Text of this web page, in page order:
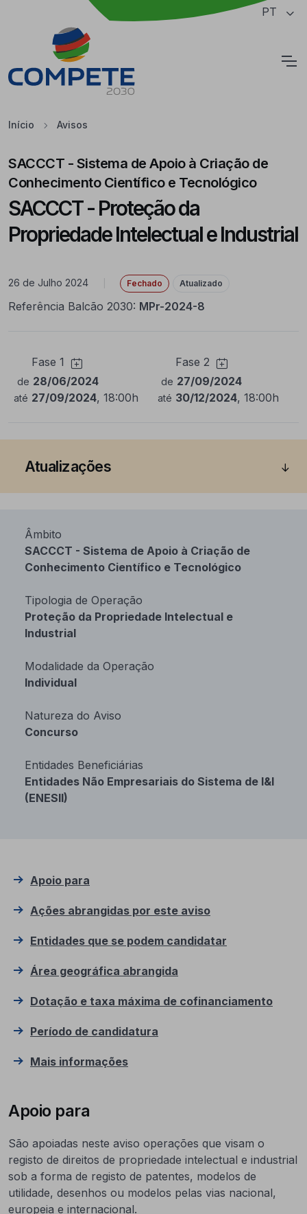
Saltar para o conteúdo principal da página PT
Início Avisos
SACCCT - Sistema de Apoio à Criação de
Conhecimento Científico e Tecnológico
SACCCT - Proteção da
Propriedade Intelectual e Industrial
26 de Julho 2024 Fechado Atualizado
Referência Balcão 2030: MPr-2024-8
Fase 1
de 28/06/2024
até 27/09/2024, 18:00h
Fase 2
de 27/09/2024
até 30/12/2024, 18:00h
Atualizações
Âmbito
SACCCT - Sistema de Apoio à Criação de
Conhecimento Científico e Tecnológico
Tipologia de Operação
Proteção da Propriedade Intelectual e
Industrial
Modalidade da Operação
Individual
Natureza do Aviso
Concurso
Entidades Beneficiárias
Entidades Não Empresariais do Sistema de I&I
(ENESII)
Apoio para
Ações abrangidas por este aviso
Entidades que se podem candidatar
Área geográfica abrangida
Dotação e taxa máxima de cofinanciamento
Período de candidatura
Mais informações
Apoio para
São apoiadas neste aviso operações que visam o
registo de direitos de propriedade intelectual e industrial
sob a forma de registo de patentes, modelos de
utilidade, desenhos ou modelos pelas vias nacional,
europeia e internacional.